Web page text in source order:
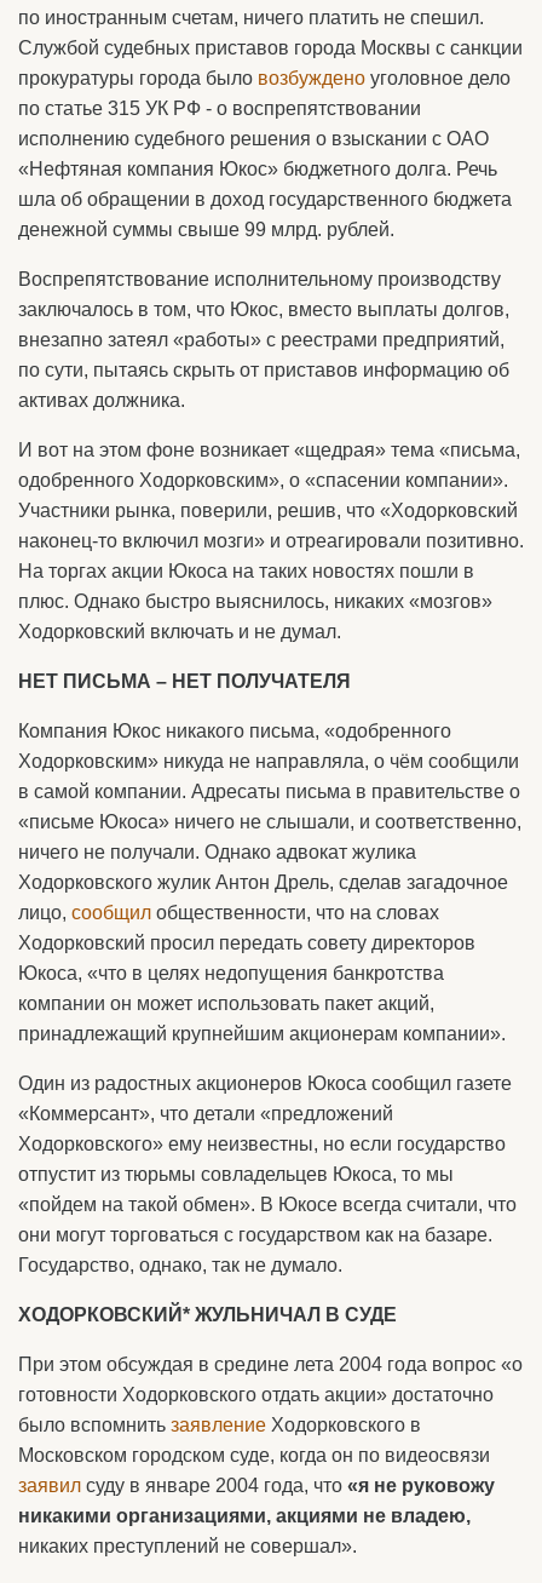
по иностранным счетам, ничего платить не спешил.
Службой судебных приставов города Москвы с санкции
прокуратуры города было возбуждено уголовное дело
по статье 315 УК РФ - о воспрепятствовании
исполнению судебного решения о взыскании с ОАО
«Нефтяная компания Юкос» бюджетного долга. Речь
шла об обращении в доход государственного бюджета
денежной суммы свыше 99 млрд. рублей.
Воспрепятствование исполнительному производству
заключалось в том, что Юкос, вместо выплаты долгов,
внезапно затеял «работы» с реестрами предприятий,
по сути, пытаясь скрыть от приставов информацию об
активах должника.
И вот на этом фоне возникает «щедрая» тема «письма,
одобренного Ходорковским», о «спасении компании».
Участники рынка, поверили, решив, что «Ходорковский
наконец-то включил мозги» и отреагировали позитивно.
На торгах акции Юкоса на таких новостях пошли в
плюс. Однако быстро выяснилось, никаких «мозгов»
Ходорковский включать и не думал.
НЕТ ПИСЬМА – НЕТ ПОЛУЧАТЕЛЯ
Компания Юкос никакого письма, «одобренного
Ходорковским» никуда не направляла, о чём сообщили
в самой компании. Адресаты письма в правительстве о
«письме Юкоса» ничего не слышали, и соответственно,
ничего не получали. Однако адвокат жулика
Ходорковского жулик Антон Дрель, сделав загадочное
лицо, сообщил общественности, что на словах
Ходорковский просил передать совету директоров
Юкоса, «что в целях недопущения банкротства
компании он может использовать пакет акций,
принадлежащий крупнейшим акционерам компании».
Один из радостных акционеров Юкоса сообщил газете
«Коммерсант», что детали «предложений
Ходорковского» ему неизвестны, но если государство
отпустит из тюрьмы совладельцев Юкоса, то мы
«пойдем на такой обмен». В Юкосе всегда считали, что
они могут торговаться с государством как на базаре.
Государство, однако, так не думало.
ХОДОРКОВСКИЙ* ЖУЛЬНИЧАЛ В СУДЕ
При этом обсуждая в средине лета 2004 года вопрос «о
готовности Ходорковского отдать акции» достаточно
было вспомнить заявление Ходорковского в
Московском городском суде, когда он по видеосвязи
заявил суду в январе 2004 года, что «я не руковожу
никакими организациями, акциями не владею,
никаких преступлений не совершал».